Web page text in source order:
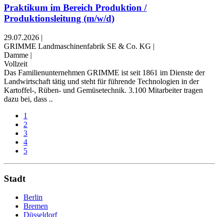
Praktikum im Bereich Produktion /
Produktionsleitung (m/w/d)
29.07.2026 |
GRIMME Landmaschinenfabrik SE & Co. KG |
Damme |
Vollzeit
Das Familienunternehmen GRIMME ist seit 1861 im Dienste der
Landwirtschaft tätig und steht für führende Technologien in der
Kartoffel-, Rüben- und Gemüsetechnik. 3.100 Mitarbeiter tragen
dazu bei, dass ..
1
2
3
4
5
Stadt
Berlin
Bremen
Düsseldorf